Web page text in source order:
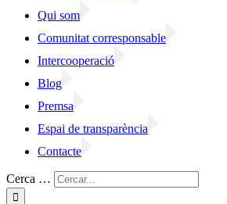
Qui som
Comunitat corresponsable
Intercooperació
Blog
Premsa
Espai de transparència
Contacte
Cerca …